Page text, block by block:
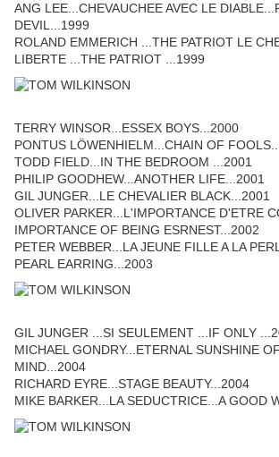
ANG LEE...CHEVAUCHEE AVEC LE
DEVIL...1999
ROLAND EMMERICH ...THE PATRIOT LE
LIBERTE ...THE PATRIOT ...1999
TERRY WINSOR...ESSEX BOYS...2000
PONTUS LÖWENHIELM...CHAIN OF
TODD FIELD...IN THE BEDROOM ...2001
PHILIP GOODHEW...ANOTHER LIFE...2001
GIL JUNGER...LE CHEVALIER BLACK...2001
OLIVER PARKER...L'IMPORTANCE D'ETRE
IMPORTANCE OF BEING ESRNEST...2002
PETER WEBBER...LA JEUNE FILLE A LA
PEARL EARRING...2003
GIL JUNGER ...SI SEULEMENT ...IF ONLY
MICHAEL GONDRY...ETERNAL SUNSHINE
MIND...2004
RICHARD EYRE...STAGE BEAUTY...2004
MIKE BARKER...LA SEDUCTRICE...A GOOD